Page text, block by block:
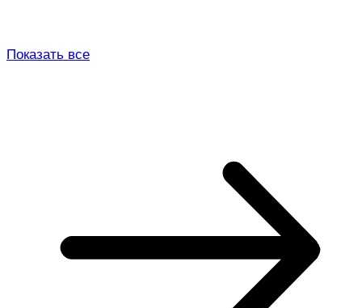
Показать все